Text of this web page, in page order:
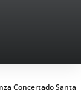
Concertado Santa